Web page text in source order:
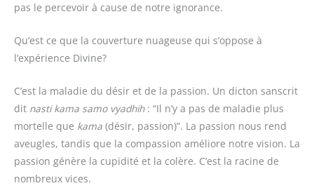
pas le percevoir à cause de notre ignorance.
Qu’est ce que la couverture nuageuse qui s’oppose à
l’expérience Divine?
C’est la maladie du désir et de la passion. Un dicton sanscrit
dit nasti kama samo vyadhih: “Il n’y a pas de maladie plus
mortelle que kama (désir, passion)”. La passion nous rend
aveugles, tandis que la compassion améliore notre vision. La
passion génère la cupidité et la colère. C’est la racine de
nombreux vices.